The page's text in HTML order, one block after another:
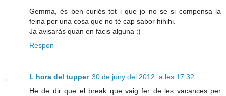
Gemma, és ben curiós tot i que jo no se si compensa la
feina per una cosa que no té cap sabor hihihi.
Ja avisaràs quan en facis alguna :)
Respon
L hora del tupper 30 de juny del 2012, a les 17:32
He de dir que el break que vaig fer de les vacances per